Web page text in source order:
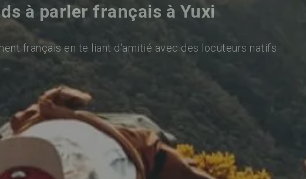
à parler français à Yuxi
français en te liant d'amitié avec des locuteurs natifs